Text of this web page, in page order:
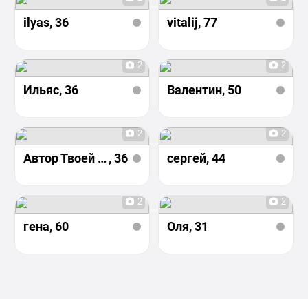
ilyas, 36 vitalij, 77
2
Ильяс, 36
2
Валентин, 50
2
Автор Твоей улыбки, 36
2
сергей, 44
2
гена, 60
2
Оля, 31